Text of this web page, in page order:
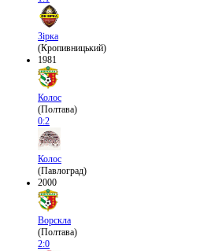
Зірка
(Кропивницький)
1981
Колос
(Полтава)
0:2
Колос
(Павлоград)
2000
Ворскла
(Полтава)
2:0